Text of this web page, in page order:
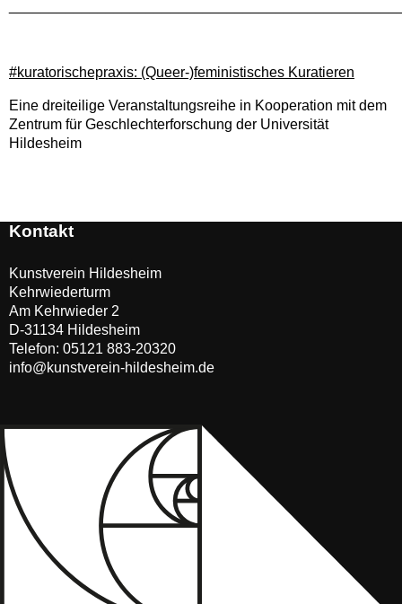
#kuratorischepraxis: (Queer-)feministisches Kuratieren
Eine dreiteilige Veranstaltungsreihe in Kooperation mit dem
Zentrum für Geschlechterforschung der Universität
Hildesheim
Kontakt
Kunstverein Hildesheim
Kehrwiederturm
Am Kehrwieder 2
D-31134 Hildesheim
Telefon: 05121 883-20320
info@kunstverein-hildesheim.de